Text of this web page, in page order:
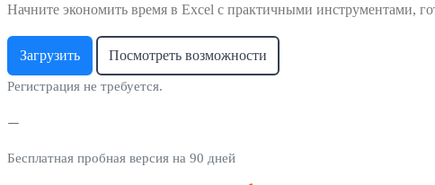
Начните экономить время в Excel с практичными инструментами,
Загрузить Посмотреть возможности
Регистрация не требуется.
Бесплатная пробная версия на 90 дней